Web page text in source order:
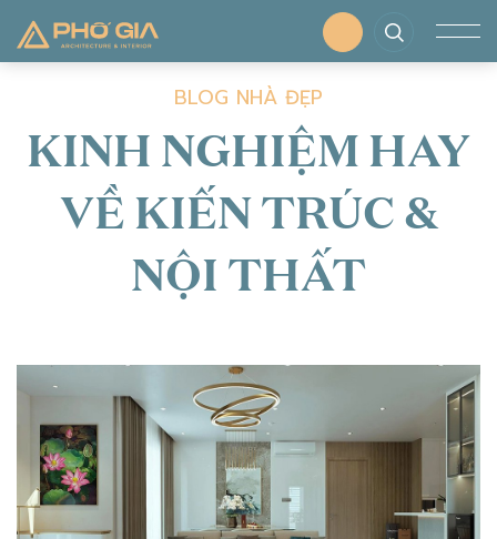
BLOG NHÀ ĐẸP
KINH NGHIỆM HAY
VỀ KIẾN TRÚC &
NỘI THẤT